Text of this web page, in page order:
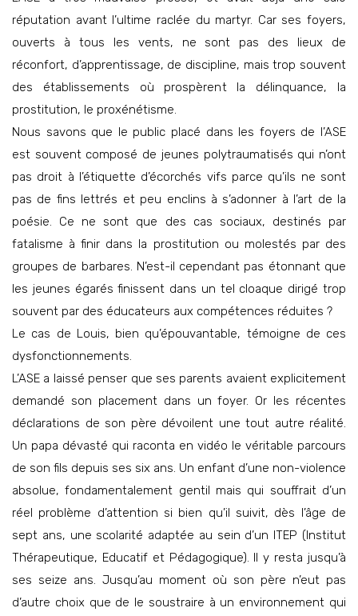
réputation avant l’ultime raclée du martyr. Car ses foyers,
ouverts à tous les vents, ne sont pas des lieux de
réconfort, d’apprentissage, de discipline, mais trop souvent
des établissements où prospèrent la délinquance, la
prostitution, le proxénétisme.
Nous savons que le public placé dans les foyers de l’ASE
est souvent composé de jeunes polytraumatisés qui n’ont
pas droit à l’étiquette d’écorchés vifs parce qu’ils ne sont
pas de fins lettrés et peu enclins à s’adonner à l’art de la
poésie. Ce ne sont que des cas sociaux, destinés par
fatalisme à finir dans la prostitution ou molestés par des
groupes de barbares. N’est-il cependant pas étonnant que
les jeunes égarés finissent dans un tel cloaque dirigé trop
souvent par des éducateurs aux compétences réduites ?
Le cas de Louis, bien qu’épouvantable, témoigne de ces
dysfonctionnements.
L’ASE a laissé penser que ses parents avaient explicitement
demandé son placement dans un foyer. Or les récentes
déclarations de son père dévoilent une tout autre réalité.
Un papa dévasté qui raconta en vidéo le véritable parcours
de son fils depuis ses six ans. Un enfant d’une non-violence
absolue, fondamentalement gentil mais qui souffrait d’un
réel problème d’attention si bien qu’il suivit, dès l’âge de
sept ans, une scolarité adaptée au sein d’un ITEP (Institut
Thérapeutique, Educatif et Pédagogique). Il y resta jusqu’à
ses seize ans. Jusqu’au moment où son père n’eut pas
d’autre choix que de le soustraire à un environnement qui